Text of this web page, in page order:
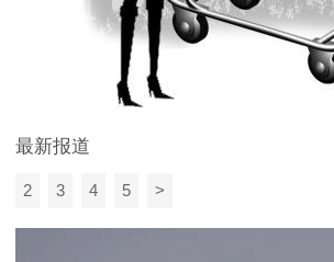
最新报道
2 3 4 5 >